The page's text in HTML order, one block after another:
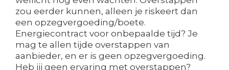
zou eerder kunnen, alleen je riskeert dan
een opzegvergoeding/boete.
Energiecontract voor onbepaalde tijd? Je
mag te allen tijde overstappen van
aanbieder, en er is geen opzegvergoeding.
Heb jij geen ervaring met overstappen?